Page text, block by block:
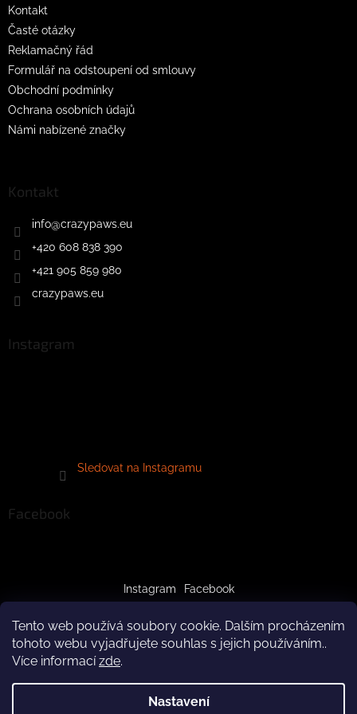
Tento web používá soubory cookie. Dalším procházením
tohoto webu vyjadřujete souhlas s jejich používáním..
Více informacízde.
Nastavení
Kontakt
Časté otázky
Reklamačný řád
Formulář na odstoupení od smlouvy
Obchodní podmínky
Ochrana osobních údajů
Námi nabízené značky
Kontakt
info@crazypaws.eu
+420 608 838 390
+421 905 859 980
crazypaws.eu
Instagram
Sledovat na Instagramu
Facebook
Instagram Facebook